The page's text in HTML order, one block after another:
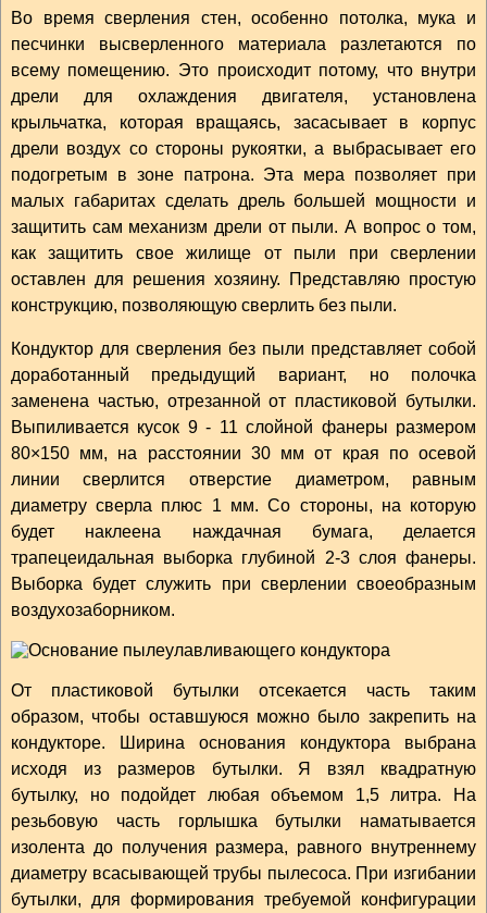
Во время сверления стен, особенно потолка, мука и
песчинки высверленного материала разлетаются по
всему помещению. Это происходит потому, что внутри
дрели для охлаждения двигателя, установлена
крыльчатка, которая вращаясь, засасывает в корпус
дрели воздух со стороны рукоятки, а выбрасывает его
подогретым в зоне патрона. Эта мера позволяет при
малых габаритах сделать дрель большей мощности и
защитить сам механизм дрели от пыли. А вопрос о том,
как защитить свое жилище от пыли при сверлении
оставлен для решения хозяину. Представляю простую
конструкцию, позволяющую сверлить без пыли.
Кондуктор для сверления без пыли представляет собой
доработанный предыдущий вариант, но полочка
заменена частью, отрезанной от пластиковой бутылки.
Выпиливается кусок 9 - 11 слойной фанеры размером
80×150 мм, на расстоянии 30 мм от края по осевой
линии сверлится отверстие диаметром, равным
диаметру сверла плюс 1 мм. Со стороны, на которую
будет наклеена наждачная бумага, делается
трапецеидальная выборка глубиной 2-3 слоя фанеры.
Выборка будет служить при сверлении своеобразным
воздухозаборником.
От пластиковой бутылки отсекается часть таким
образом, чтобы оставшуюся можно было закрепить на
кондукторе. Ширина основания кондуктора выбрана
исходя из размеров бутылки. Я взял квадратную
бутылку, но подойдет любая объемом 1,5 литра. На
резьбовую часть горлышка бутылки наматывается
изолента до получения размера, равного внутреннему
диаметру всасывающей трубы пылесоса. При изгибании
бутылки, для формирования требуемой конфигурации